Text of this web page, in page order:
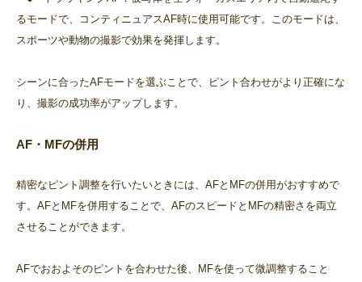
るモードで、コンティニュアスAF時に使用可能です。このモードは、
スポーツや動物の撮影で効果を発揮します。
シーンに合ったAFモードを選ぶことで、ピント合わせがより正確にな
り、撮影の成功率がアップします。
AF・MFの併用
精密なピント調整を行いたいときには、AFとMFの併用がおすすめで
す。AFとMFを併用することで、AFのスピードとMFの精密さを両立
させることができます。
AFでおおよそのピントを合わせた後、MFを使って微調整すること